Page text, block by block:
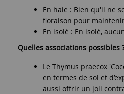
En haie : Bien qu'il ne
floraison pour
En isolé : En isolé,
Quelles associations possibles
Le Thymus praecox
en termes de sol et
aussi offrir un joli